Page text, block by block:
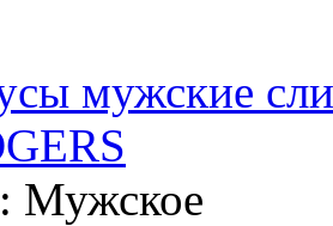
мужские
Мужское